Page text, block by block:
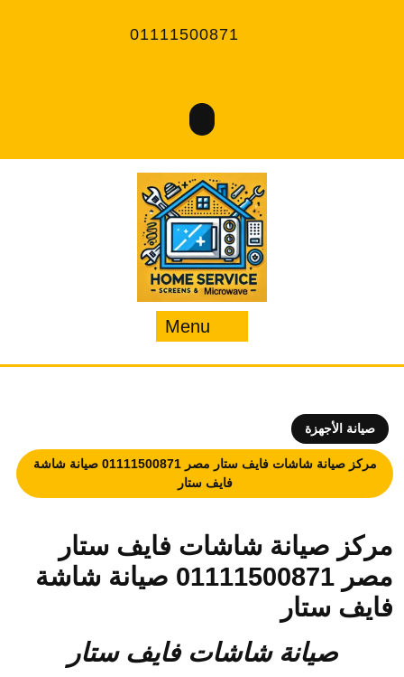
01111500871
Menu
صيانة الأجهزة
مركز صيانة شاشات فايف ستار مصر 01111500871 صيانة شاشة
فايف ستار
مركز صيانة شاشات فايف ستار
مصر 01111500871 صيانة شاشة
فايف ستار
صيانة شاشات فايف ستار